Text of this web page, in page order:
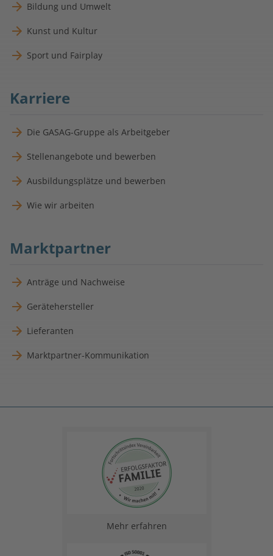
Bildung und Umwelt
Kunst und Kultur
Sport und Fairplay
Karriere
Die GASAG-Gruppe als Arbeitgeber
Stellenangebote und bewerben
Ausbildungsplätze und bewerben
Wie wir arbeiten
Marktpartner
Anträge und Nachweise
Gerätehersteller
Lieferanten
Marktpartner-Kommunikation
Mehr erfahren